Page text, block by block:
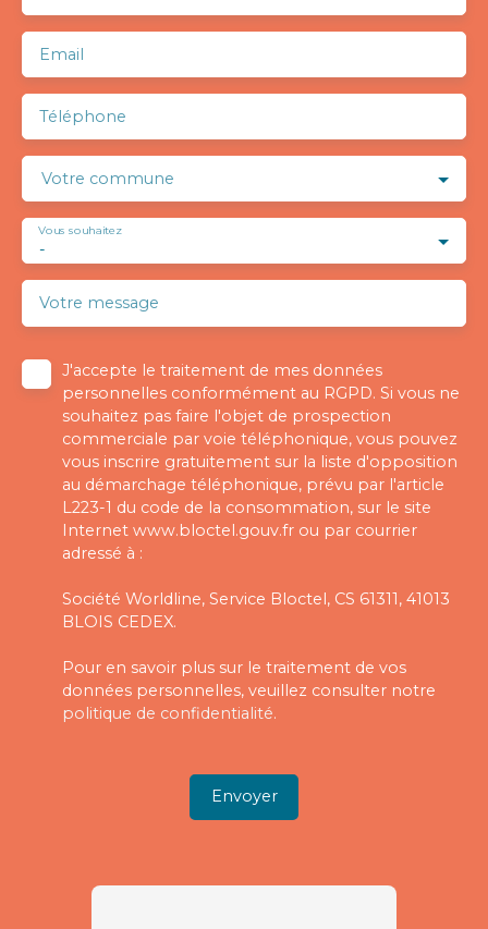
Email
Téléphone
Votre commune
-
Vous souhaitez
Votre message
J'accepte le traitement de mes données
personnelles conformément au RGPD. Si vous ne
souhaitez pas faire l'objet de prospection
commerciale par voie téléphonique, vous pouvez
vous inscrire gratuitement sur la liste d'opposition
au démarchage téléphonique, prévu par l'article
L223-1 du code de la consommation, sur le site
Internet www.bloctel.gouv.fr ou par courrier
adressé à :
Société Worldline, Service Bloctel, CS 61311, 41013
BLOIS CEDEX.
Pour en savoir plus sur le traitement de vos
données personnelles, veuillez consulter notre
politique de confidentialité.
Envoyer